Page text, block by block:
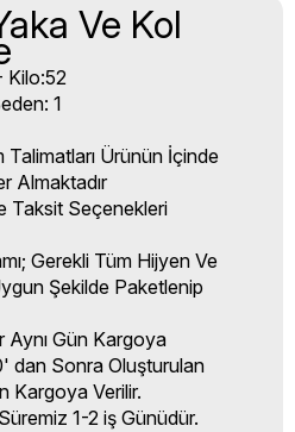
Ve Kol
Kilo:52
1
Talimatları Ürünün İçinde
Almaktadır
Taksit Seçenekleri
Gerekli Tüm Hijyen Ve
Şekilde Paketlenip
Aynı Gün Kargoya
dan Sonra Oluşturulan
Kargoya Verilir.
1-2 iş Günüdür.